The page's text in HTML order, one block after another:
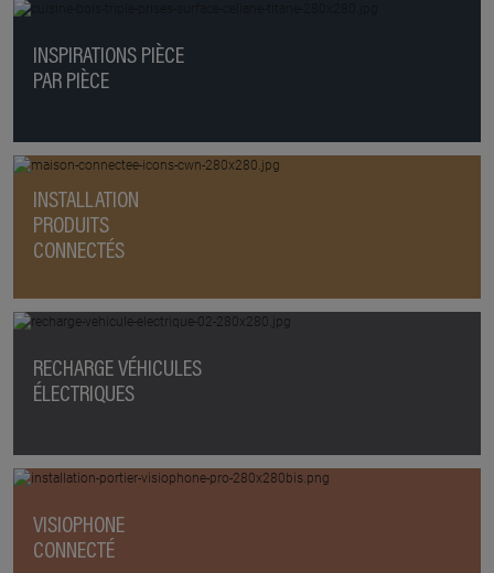
INSPIRATIONS PIÈCE
PAR PIÈCE
INSTALLATION
PRODUITS
CONNECTÉS
RECHARGE VÉHICULES
ÉLECTRIQUES
VISIOPHONE
CONNECTÉ